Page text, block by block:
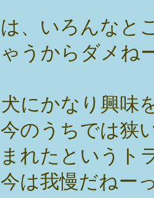
、いろんなと
うからダメね
にかなり興味
のうちでは狭
れたというト
は我慢だねー